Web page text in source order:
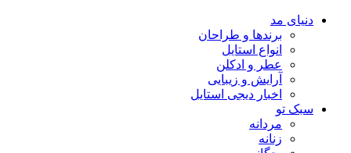
دنیای مد
برندها و طراحان
انواع استایل
عطر و ادکلن
آرایش و زیبایی
اخبار دیجی استایل
سبک تو
مردانه
زنانه